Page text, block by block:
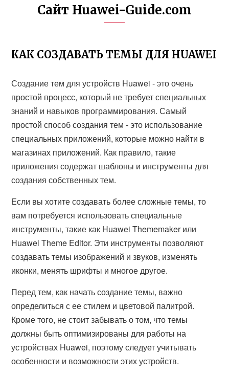
Сайт Huawei-Guide.com
КАК СОЗДАВАТЬ ТЕМЫ ДЛЯ HUAWEI
Создание тем для устройств Huawei - это очень
простой процесс, который не требует специальных
знаний и навыков программирования. Самый
простой способ создания тем - это использование
специальных приложений, которые можно найти в
магазинах приложений. Как правило, такие
приложения содержат шаблоны и инструменты для
создания собственных тем.
Если вы хотите создавать более сложные темы, то
вам потребуется использовать специальные
инструменты, такие как Huawei Thememaker или
Huawei Theme Editor. Эти инструменты позволяют
создавать темы изображений и звуков, изменять
иконки, менять шрифты и многое другое.
Перед тем, как начать создание темы, важно
определиться с ее стилем и цветовой палитрой.
Кроме того, не стоит забывать о том, что темы
должны быть оптимизированы для работы на
устройствах Huawei, поэтому следует учитывать
особенности и возможности этих устройств.